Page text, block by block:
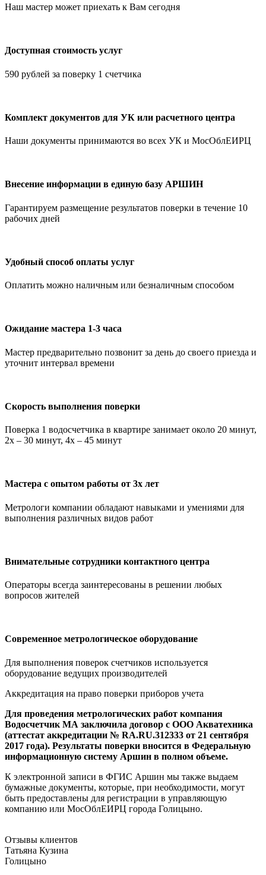
Наш мастер может приехать к Вам сегодня
Доступная стоимость услуг
590 рублей за поверку 1 счетчика
Комплект документов для УК или расчетного центра
Наши документы принимаются во всех УК и МосОблЕИРЦ
Внесение информации в единую базу АРШИН
Гарантируем размещение результатов поверки в течение 10
рабочих дней
Удобный способ оплаты услуг
Оплатить можно наличным или безналичным способом
Ожидание мастера 1-3 часа
Мастер предварительно позвонит за день до своего приезда и
уточнит интервал времени
Скорость выполнения поверки
Поверка 1 водосчетчика в квартире занимает около 20 минут,
2х – 30 минут, 4х – 45 минут
Мастера с опытом работы от 3х лет
Метрологи компании обладают навыками и умениями для
выполнения различных видов работ
Внимательные сотрудники контактного центра
Операторы всегда заинтересованы в решении любых
вопросов жителей
Современное метрологическое оборудование
Для выполнения поверок счетчиков используется
оборудование ведущих производителей
Аккредитация на право поверки приборов учета
Для проведения метрологических работ компания
Водосчетчик МА заключила договор с ООО Акватехника
(аттестат аккредитации № RA.RU.312333 от 21 сентября
2017 года). Результаты поверки вносится в Федеральную
информационную систему Аршин в полном объеме.
К электронной записи в ФГИС Аршин мы также выдаем
бумажные документы, которые, при необходимости, могут
быть предоставлены для регистрации в управляющую
компанию или МосОблЕИРЦ города Голицыно.
Отзывы клиентов
Татьяна Кузина
Голицыно